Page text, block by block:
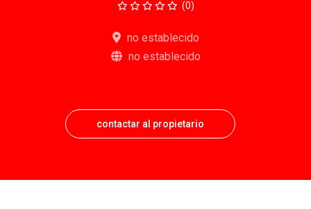
(0)
no establecido
no establecido
contactar al propietario